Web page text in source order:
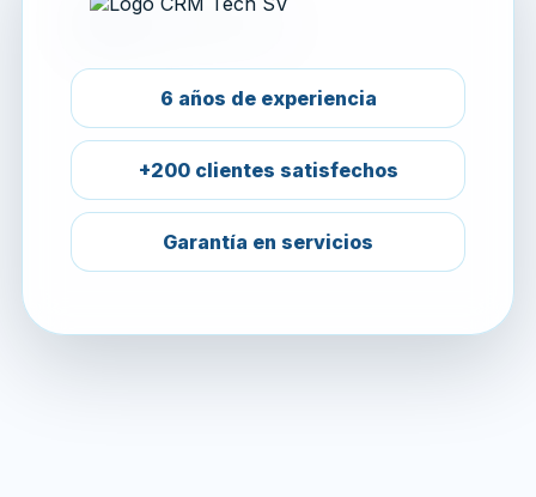
6 años de experiencia
+200 clientes satisfechos
Garantía en servicios